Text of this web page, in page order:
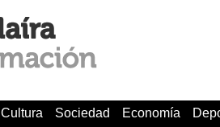
Cultura Sociedad Economía